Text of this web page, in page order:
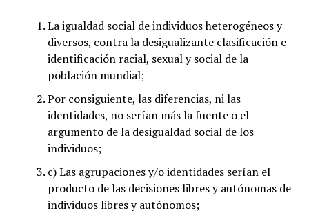
La igualdad social de individuos heterogéneos y
diversos, contra la desigualizante clasificación e
identificación racial, sexual y social de la
población mundial;
Por consiguiente, las diferencias, ni las
identidades, no serían más la fuente o el
argumento de la desigualdad social de los
individuos;
c) Las agrupaciones y/o identidades serían el
producto de las decisiones libres y autónomas de
individuos libres y autónomos;